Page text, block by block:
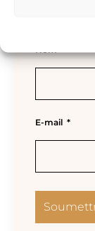
E-mail *